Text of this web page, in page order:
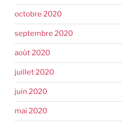
octobre 2020
septembre 2020
août 2020
juillet 2020
juin 2020
mai 2020